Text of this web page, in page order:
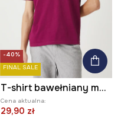
-40%
FINAL SALE
T-shirt bawełniany męski gładki kolor fioletowy
Cena aktualna:
29,90 zł